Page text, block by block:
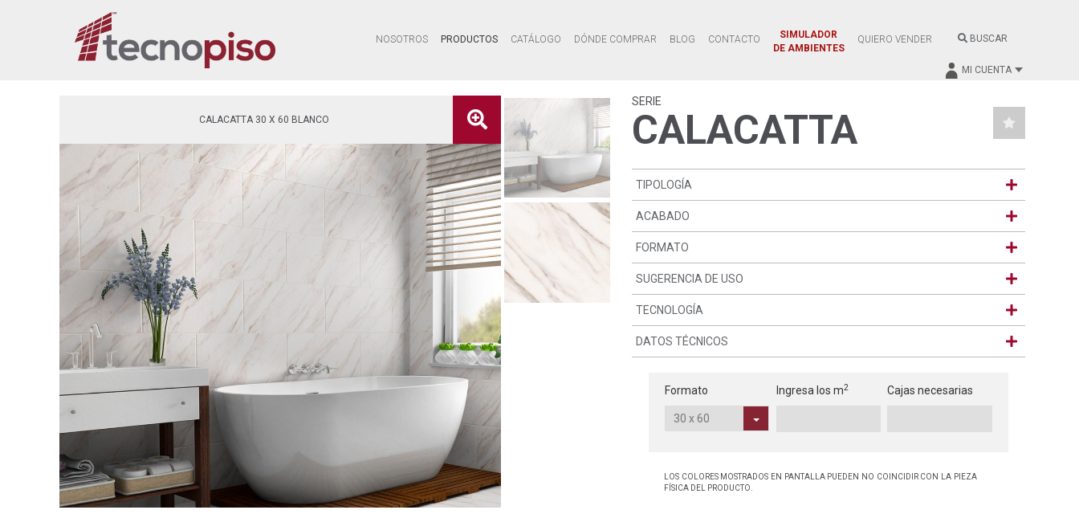
NOSOTROS PRODUCTOS CATÁLOGO DÓNDE COMPRAR BLOG CONTACTO
SIMULADOR
DE AMBIENTES
QUIERO VENDER BUSCAR
MI CUENTA
CALACATTA 30 X 60 BLANCO
SERIE
CALACATTA
TIPOLOGÍA
ACABADO
FORMATO
SUGERENCIA DE USO
TECNOLOGÍA
DATOS TÉCNICOS
Formato Ingresa los m2 Cajas necesarias
LOS COLORES MOSTRADOS EN PANTALLA PUEDEN NO COINCIDIR CON LA PIEZA
FÍSICA DEL PRODUCTO.